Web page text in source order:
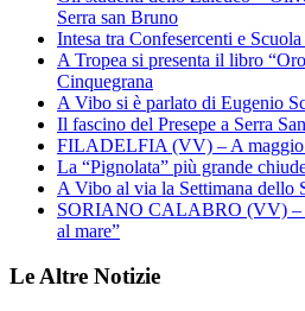
Serra san Bruno
Intesa tra Confesercenti e
A Tropea si presenta il libro
Cinquegrana
A Vibo si è parlato di Eugenio
Il fascino del Presepe a Serra
FILADELFIA (VV) – A maggio
La “Pignolata” più grande
A Vibo al via la Settimana dello
SORIANO CALABRO (VV) –
al mare”
Le Altre Notizie